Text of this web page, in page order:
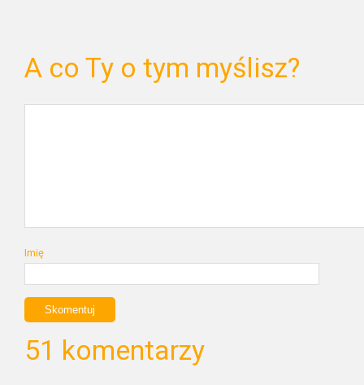
A co Ty o tym myślisz?
Imię
51 komentarzy